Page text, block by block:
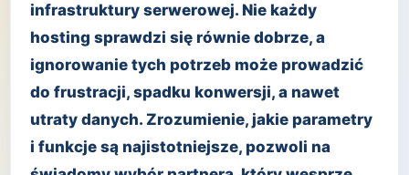
infrastruktury serwerowej. Nie każdy
hosting sprawdzi się równie dobrze, a
ignorowanie tych potrzeb może prowadzić
do frustracji, spadku konwersji, a nawet
utraty danych. Zrozumienie, jakie parametry
i funkcje są najistotniejsze, pozwoli na